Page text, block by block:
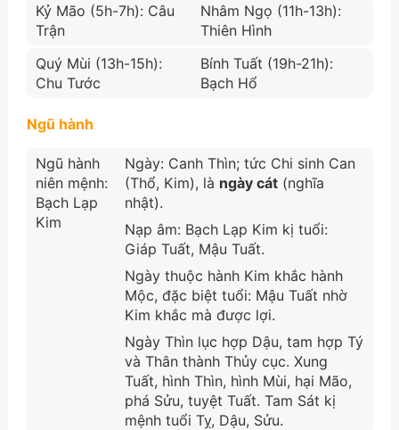
Kỷ Mão (5h-7h): Câu
Trận
Nhâm Ngọ (11h-13h):
Thiên Hình
Quý Mùi (13h-15h):
Chu Tước
Bính Tuất (19h-21h):
Bạch Hổ
Ngũ hành
Ngũ hành
niên mệnh:
Bạch Lạp
Kim
Ngày: Canh Thìn; tức Chi sinh Can
(Thổ, Kim), là ngày cát(nghĩa
nhật).
Nạp âm: Bạch Lạp Kim kị tuổi:
Giáp Tuất, Mậu Tuất.
Ngày thuộc hành Kim khắc hành
Mộc, đặc biệt tuổi: Mậu Tuất nhờ
Kim khắc mà được lợi.
Ngày Thìn lục hợp Dậu, tam hợp Tý
và Thân thành Thủy cục. Xung
Tuất, hình Thìn, hình Mùi, hại Mão,
phá Sửu, tuyệt Tuất. Tam Sát kị
mệnh tuổi Tỵ, Dậu, Sửu.